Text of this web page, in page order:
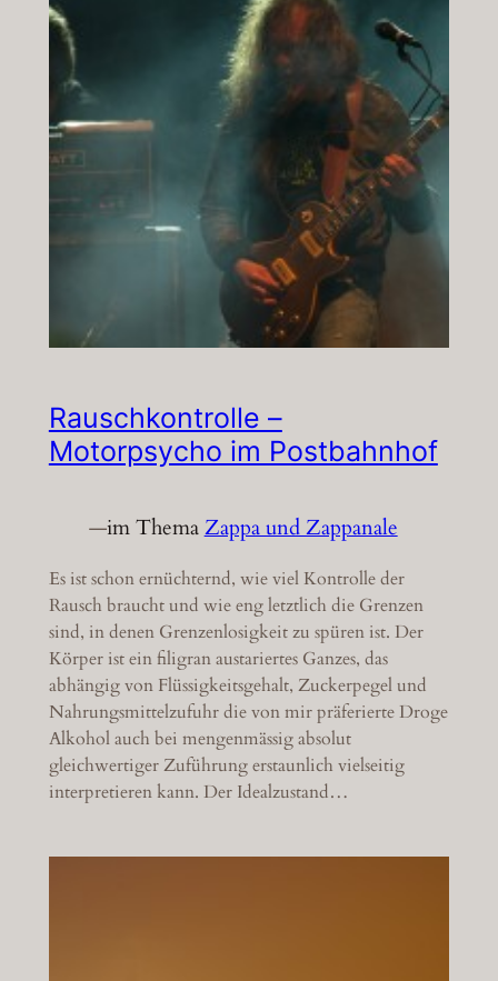
Rauschkontrolle –
Motorpsycho im Postbahnhof
—im ThemaZappa und Zappanale
Es ist schon ernüchternd, wie viel Kontrolle der
Rausch braucht und wie eng letztlich die Grenzen
sind, in denen Grenzenlosigkeit zu spüren ist. Der
Körper ist ein filigran austariertes Ganzes, das
abhängig von Flüssigkeitsgehalt, Zuckerpegel und
Nahrungsmittelzufuhr die von mir präferierte Droge
Alkohol auch bei mengenmässig absolut
gleichwertiger Zuführung erstaunlich vielseitig
interpretieren kann. Der Idealzustand…